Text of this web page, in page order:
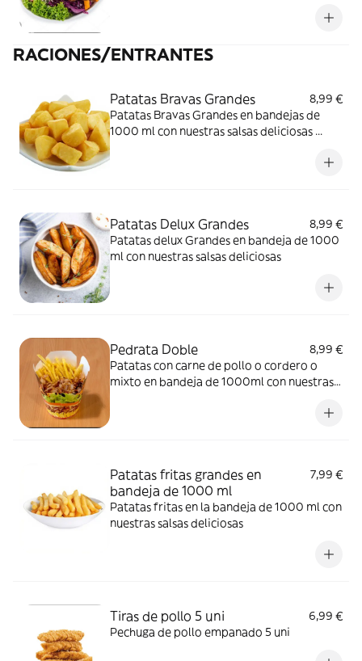
RACIONES/ENTRANTES
Patatas Bravas Grandes
8,99 €
Patatas Bravas Grandes en bandejas de
1000 ml con nuestras salsas deliciosas ...
Patatas Delux Grandes
8,99 €
Patatas delux Grandes en bandeja de 1000
ml con nuestras salsas deliciosas
Pedrata Doble
8,99 €
Patatas con carne de pollo o cordero o
mixto en bandeja de 1000ml con nuestras
Patatas fritas grandes en
bandeja de 1000 ml
7,99 €
Patatas fritas en la bandeja de 1000 ml con
nuestras salsas deliciosas
Tiras de pollo 5 uni
6,99 €
Pechuga de pollo empanado 5 uni